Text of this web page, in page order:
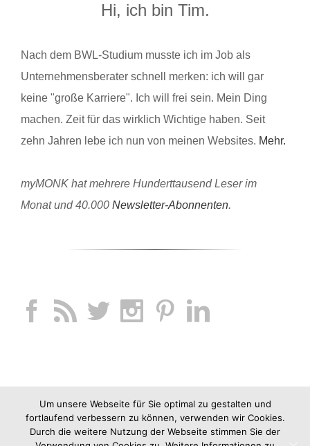
Hi, ich bin Tim.
Nach dem BWL-Studium musste ich im Job als
Unternehmensberater schnell merken: ich will gar
keine "große Karriere". Ich will frei sein. Mein Ding
machen. Zeit für das wirklich Wichtige haben. Seit
zehn Jahren lebe ich nun von meinen Websites. Mehr.
myMONK hat mehrere Hunderttausend Leser im
Monat und 40.000 Newsletter-Abonnenten.
Um unsere Webseite für Sie optimal zu gestalten und
fortlaufend verbessern zu können, verwenden wir Cookies.
Durch die weitere Nutzung der Webseite stimmen Sie der